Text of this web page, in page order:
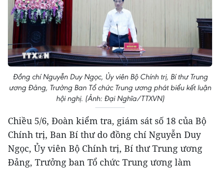
Đồng chí Nguyễn Duy Ngọc, Ủy viên Bộ Chính trị, Bí thư Trung
ương Đảng, Trưởng Ban Tổ chức Trung ương phát biểu kết luận
hội nghị. (Ảnh: Đại Nghĩa/TTXVN)
Chiều 5/6, Đoàn kiểm tra, giám sát số 18 của Bộ
Chính trị, Ban Bí thư do đồng chí Nguyễn Duy
Ngọc, Ủy viên Bộ Chính trị, Bí thư Trung ương
Đảng, Trưởng ban Tổ chức Trung ương làm